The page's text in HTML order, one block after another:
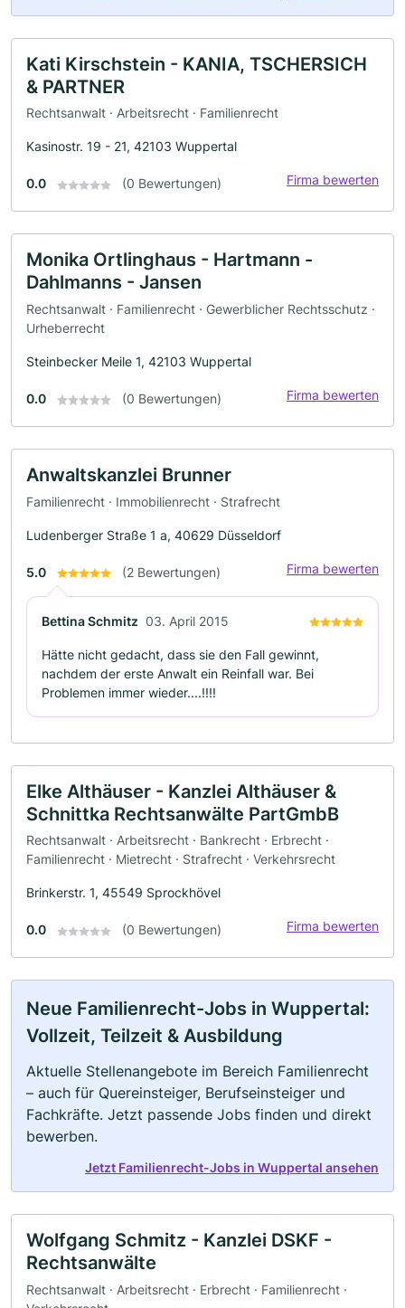
Kati Kirschstein - KANIA, TSCHERSICH
& PARTNER
Rechtsanwalt · Arbeitsrecht · Familienrecht
Kasinostr. 19 - 21, 42103 Wuppertal
0.0 (0 Bewertungen) Firma bewerten
Monika Ortlinghaus - Hartmann -
Dahlmanns - Jansen
Rechtsanwalt · Familienrecht · Gewerblicher Rechtsschutz ·
Urheberrecht
Steinbecker Meile 1, 42103 Wuppertal
0.0 (0 Bewertungen) Firma bewerten
Anwaltskanzlei Brunner
Familienrecht · Immobilienrecht · Strafrecht
Ludenberger Straße 1 a, 40629 Düsseldorf
5.0 (2 Bewertungen) Firma bewerten
Bettina Schmitz 03. April 2015
Hätte nicht gedacht, dass sie den Fall gewinnt,
nachdem der erste Anwalt ein Reinfall war. Bei
Problemen immer wieder....!!!!
Elke Althäuser - Kanzlei Althäuser &
Schnittka Rechtsanwälte PartGmbB
Rechtsanwalt · Arbeitsrecht · Bankrecht · Erbrecht ·
Familienrecht · Mietrecht · Strafrecht · Verkehrsrecht
Brinkerstr. 1, 45549 Sprockhövel
0.0 (0 Bewertungen) Firma bewerten
Neue Familienrecht-Jobs in Wuppertal:
Vollzeit, Teilzeit & Ausbildung
Aktuelle Stellenangebote im Bereich Familienrecht
– auch für Quereinsteiger, Berufseinsteiger und
Fachkräfte. Jetzt passende Jobs finden und direkt
bewerben.
Jetzt Familienrecht-Jobs in Wuppertal ansehen
Wolfgang Schmitz - Kanzlei DSKF -
Rechtsanwälte
Rechtsanwalt · Arbeitsrecht · Erbrecht · Familienrecht ·